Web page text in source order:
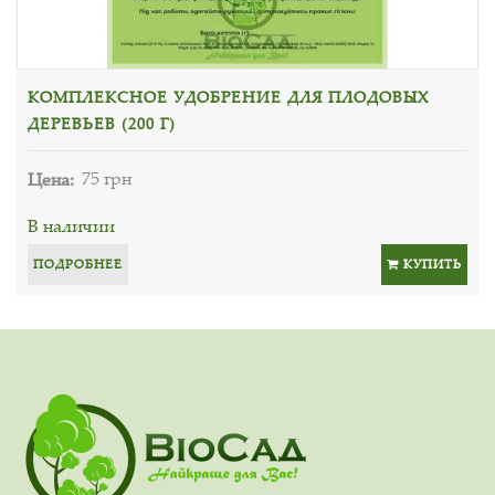
КОМПЛЕКСНОЕ УДОБРЕНИЕ ДЛЯ ПЛОДОВЫХ
ДЕРЕВЬЕВ (200 Г)
Цена: 75 грн
В наличии
ПОДРОБНЕЕ КУПИТЬ